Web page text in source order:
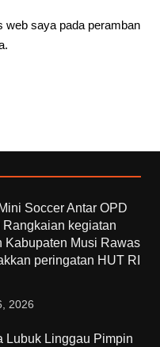
web saya pada peramban
Soccer Antar OPD
Rangkaian kegiatan
Kabupaten Musi Rawas
peringatan HUT RI
2026
Lubuk Linggau Pimpin